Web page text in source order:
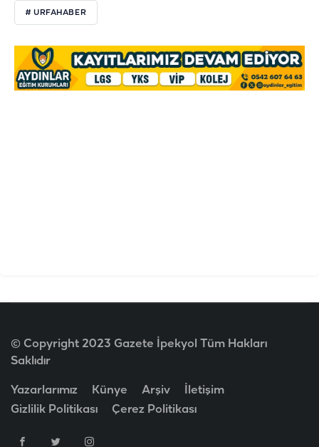
# URFAHABER
© Copyright 2023 Gazete İpekyol Tüm Hakları
Saklıdır
Yazarlarımız Künye Arşiv
İletişim
Gizlilik Politikası
Çerez Politikası